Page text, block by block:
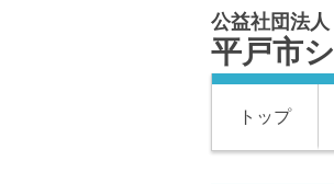
公益社団法人
平戸市
トップ